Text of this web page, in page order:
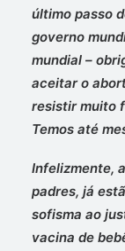
último passo
governo
mundial –
aceitar o
resistir muito
Temos até
Infelizmente,
padres, já
sofisma ao
vacina de